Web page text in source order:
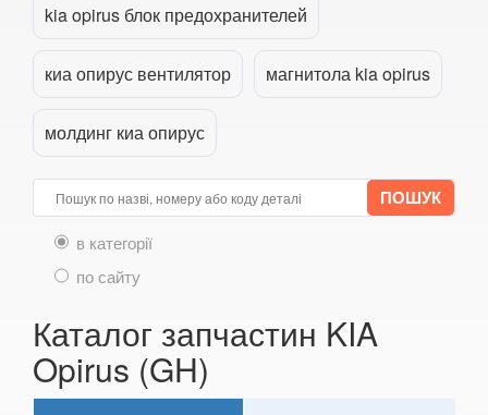
Niro (DE)
Niro II (SG2)
Opirus (GH)
Optima I (MS, GD)
Optima II (MG)
Optima III (TF)
Picanto I (BA, SA)
Picanto II (TA)
kia opirus блок предохранителей
киа опирус вентилятор магнитола kia opirus
молдинг киа опирус
в категорії
по сайту
Каталог запчастин KIA
Opirus (GH)